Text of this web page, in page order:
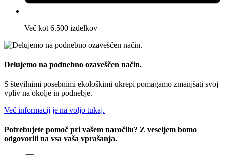
Več kot 6.500 izdelkov
Delujemo na podnebno ozaveščen način.
S številnimi posebnimi ekološkimi ukrepi pomagamo zmanjšati svoj
vpliv na okolje in podnebje.
Več informacij je na voljo tukaj.
Potrebujete pomoč pri vašem naročilu? Z veseljem bomo
odgovorili na vsa vaša vprašanja.